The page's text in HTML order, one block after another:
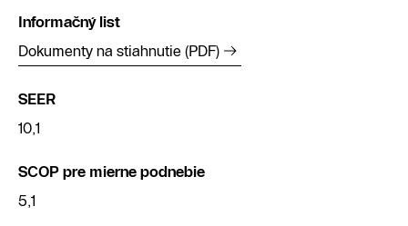
Informačný list
Dokumenty na stiahnutie (PDF)
SEER
10,1
SCOP pre mierne podnebie
5,1